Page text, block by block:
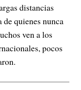
distancias
quienes nunca
ven a los
pocos